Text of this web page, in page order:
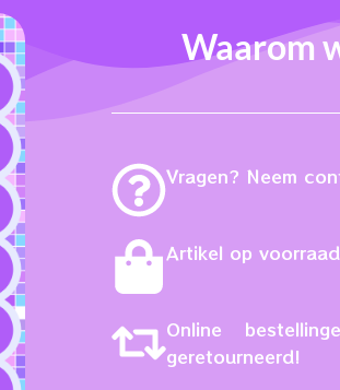
Waarom
Vragen? Neem
Artikel op
Online
geretourneerd!